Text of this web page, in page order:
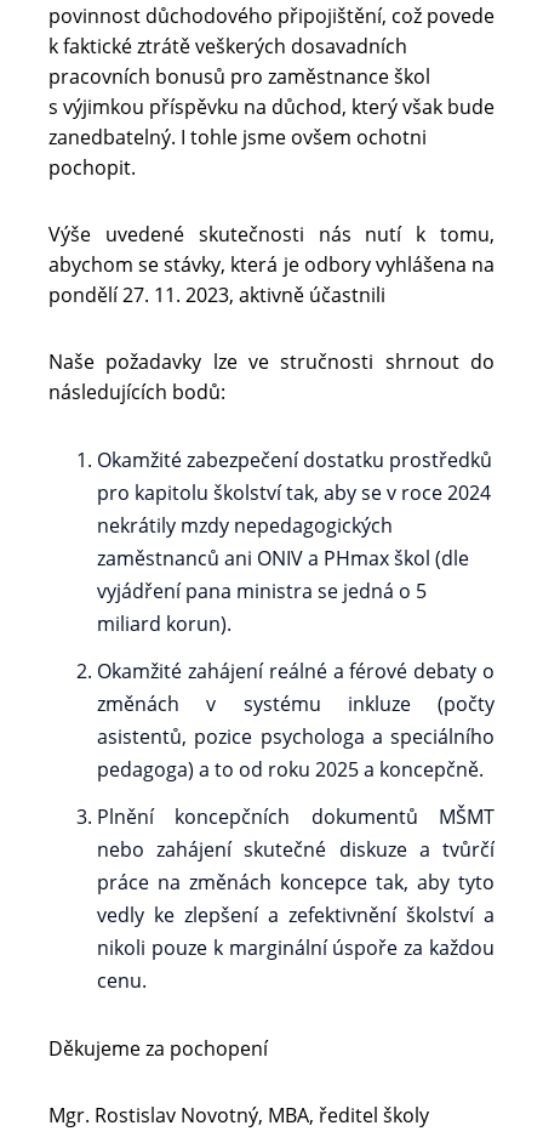
povinnost důchodového připojištění, což povede
k faktické ztrátě veškerých dosavadních
pracovních bonusů pro zaměstnance škol
s výjimkou příspěvku na důchod, který však bude
zanedbatelný. I tohle jsme ovšem ochotni
pochopit.
Výše uvedené skutečnosti nás nutí k tomu,
abychom se stávky, která je odbory vyhlášena na
pondělí 27. 11. 2023, aktivně účastnili
Naše požadavky lze ve stručnosti shrnout do
následujících bodů:
Okamžité zabezpečení dostatku prostředků
pro kapitolu školství tak, aby se v roce 2024
nekrátily mzdy nepedagogických
zaměstnanců ani ONIV a PHmax škol (dle
vyjádření pana ministra se jedná o 5
miliard korun).
Okamžité zahájení reálné a férové debaty o
změnách v systému inkluze (počty
asistentů, pozice psychologa a speciálního
pedagoga) a to od roku 2025 a koncepčně.
Plnění koncepčních dokumentů MŠMT
nebo zahájení skutečné diskuze a tvůrčí
práce na změnách koncepce tak, aby tyto
vedly ke zlepšení a zefektivnění školství a
nikoli pouze k marginální úspoře za každou
cenu.
Děkujeme za pochopení
Mgr. Rostislav Novotný, MBA, ředitel školy